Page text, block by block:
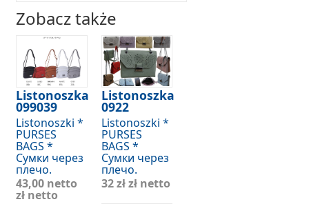
Zobacz także
Listonoszka
099039
Listonoszki *
PURSES
BAGS *
Сумки через
плечо.
43,00 netto
zł netto
Listonoszka
0922
Listonoszki *
PURSES
BAGS *
Сумки через
плечо.
32 złzł netto